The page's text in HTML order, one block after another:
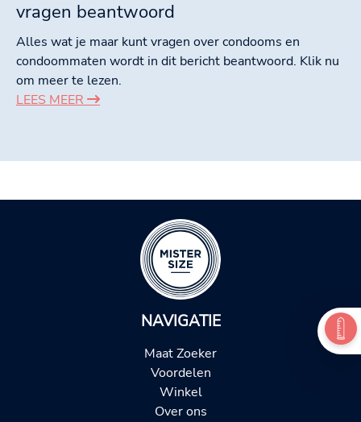
vragen beantwoord
Alles wat je maar kunt vragen over condooms en
condoommaten wordt in dit bericht beantwoord. Klik nu
om meer te lezen.
LEES MEER
NAVIGATIE
Maat Zoeker
Voordelen
Winkel
Over ons